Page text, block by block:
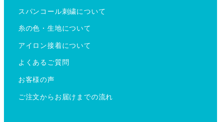
スパンコール刺繍について
糸の色・生地について
アイロン接着について
よくあるご質問
お客様の声
ご注文からお届けまでの流れ